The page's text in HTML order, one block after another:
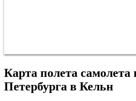
Карта полета самолета
Петербурга в Кельн